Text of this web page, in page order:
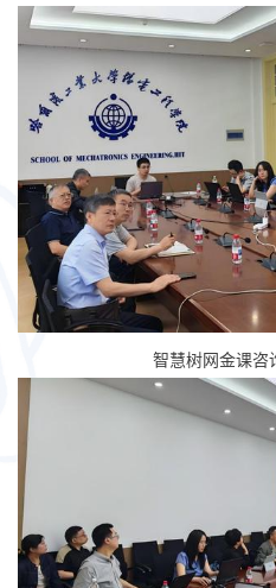
智慧树网金课咨